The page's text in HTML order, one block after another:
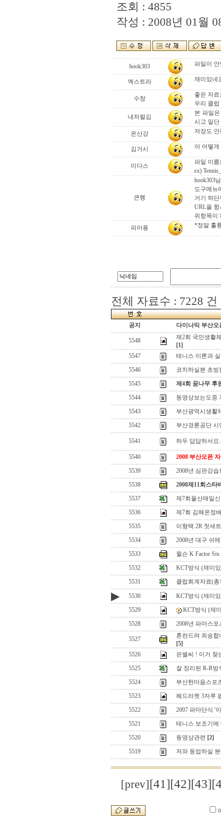
조회 : 4855
작성 : 2008년 01월
hook303 파일이
엑스트라 재미있네
수창
좋은 자료
우리 클
내처럴김
본 파일
시고 일단
온산강
저장도
김거시 아 어떻
미다스
파일 이
ex)
큰행
hook303
도구메뉴
거기 하
URL을 항
위항목이
피아퐁
*정말 훌
전체 자료수 : 7228 건
공지 다이나믹 부산오
5548
제2회 국민생활
[1]
5547
테니스 이론과
5546
코치하실분 초빙
5545
제4회 꿈나무 후
5544
동영상보는도중
5543
부산광역시생활
5542
부산경륜공단
5541 하두 답답하서요
5540
2008 부산오픈
5539
2008년 심판강
5538
2008제11회스타
5537
제7회울산매일
5536
제7회 김해온정
5535
이형택 2R 첫세트
5534
2008년 대구 쉬
5533
윌슨 K Factor
5532
KCT방식 (재미
5531
클럽회계자료(총
▶ 5530
KCT방식 (재미
5529
KCT방식 (재
5528
2008년 파마스
5527
혼란드려 죄송
[5]
5526
은별씨 ! 이거 찾
5525
잘 정리된 R-R방
5524
부산한마음스포
5523
헤드라켓 3자루
5522
2007 파마단식 '
5521
테니스 보조기에
5520
동영상관련 [2]
5519
저와 동업하실
[prev][41][42][43]